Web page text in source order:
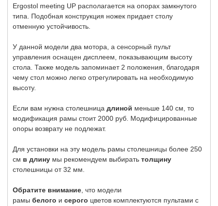
Ergostol meeting UP располагается на опорах замкнутого
типа. Подобная конструкция ножек придает столу
отменную устойчивость.
У данной модели два мотора, а сенсорный пульт
управления оснащен дисплеем, показывающим высоту
стола. Также модель запоминает 2 положения, благодаря
чему стол можно легко отрегулировать на необходимую
высоту.
Если вам нужна столешница длиной меньше 140 см, то
модификация рамы стоит 2000 руб. Модифицированные
опоры возврату не подлежат.
Для установки на эту модель рамы столешницы более 250
см в длину мы рекомендуем выбирать толщину
столешницы от 32 мм.
Обратите внимание , что модели
рамы белого и серого цветов комплектуются пультами с